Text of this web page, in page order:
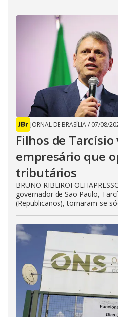
JORNAL DE BRASÍLIA/ 07/08/
Filhos de
empresário que
tributários
BRUNO
governador de São Paulo,
(Republicanos), tornaram-se